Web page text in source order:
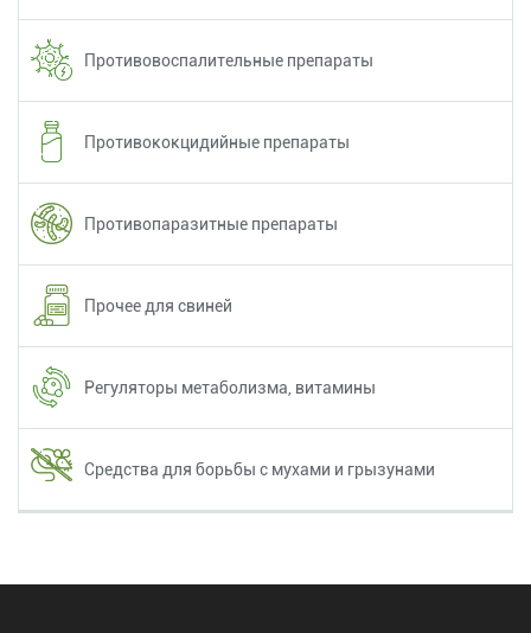
Противовоспалительные препараты
Противококцидийные препараты
Противопаразитные препараты
Прочее для свиней
Регуляторы метаболизма, витамины
Средства для борьбы с мухами и грызунами